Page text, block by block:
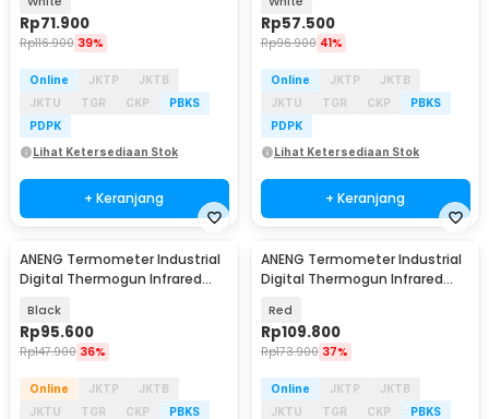
Rp71.900
Rp116.900 39%
Online JKTP
JKTB
JKTU
TGR CKP
PBKS
PDPK
Lihat Ketersediaan Stok
+ Keranjang
Rp57.500
Rp96.900 41%
Online JKTP
JKTB
JKTU
TGR CKP
PBKS
PDPK
Lihat Ketersediaan Stok
+ Keranjang
ANENG Termometer Industrial
Digital Thermogun Infrared
Black
Rp95.600
Rp147.900 36%
Online JKTP
JKTB
JKTU
TGR CKP
PBKS
ANENG Termometer Industrial
Digital Thermogun Infrared
Red
Rp109.800
Rp173.900 37%
Online JKTP
JKTB
JKTU
TGR CKP
PBKS